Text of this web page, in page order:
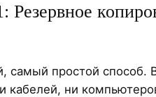
Резервное
самый простой способ.
кабелей, ни